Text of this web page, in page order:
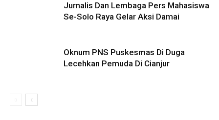
Jurnalis Dan Lembaga Pers Mahasiswa
Se-Solo Raya Gelar Aksi Damai
Oknum PNS Puskesmas Di Duga
Lecehkan Pemuda Di Cianjur